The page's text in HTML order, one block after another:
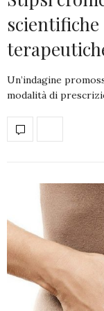
Un’indagine
modalità di